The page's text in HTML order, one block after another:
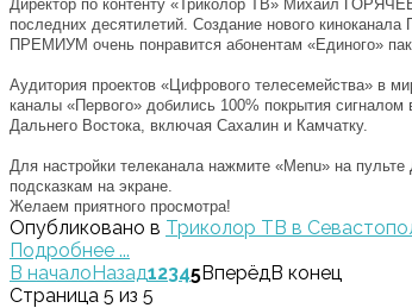
Директор по контенту «Триколор ТВ» Михаил
последних десятилетий. Создание нового
ПРЕМИУМ очень понравится абонентам «Единого»
Аудитория проектов «Цифрового телесемейства» в
каналы «Первого» добились 100% покрытия
Дальнего Востока, включая Сахалин и Камчатку.
Для настройки телеканала нажмите «Menu» на
подсказкам на экране.
Желаем приятного просмотра!
Опубликовано в Триколор ТВ в
Подробнее ...
В началоНазад12345ВперёдВ конец
Страница 5 из 5